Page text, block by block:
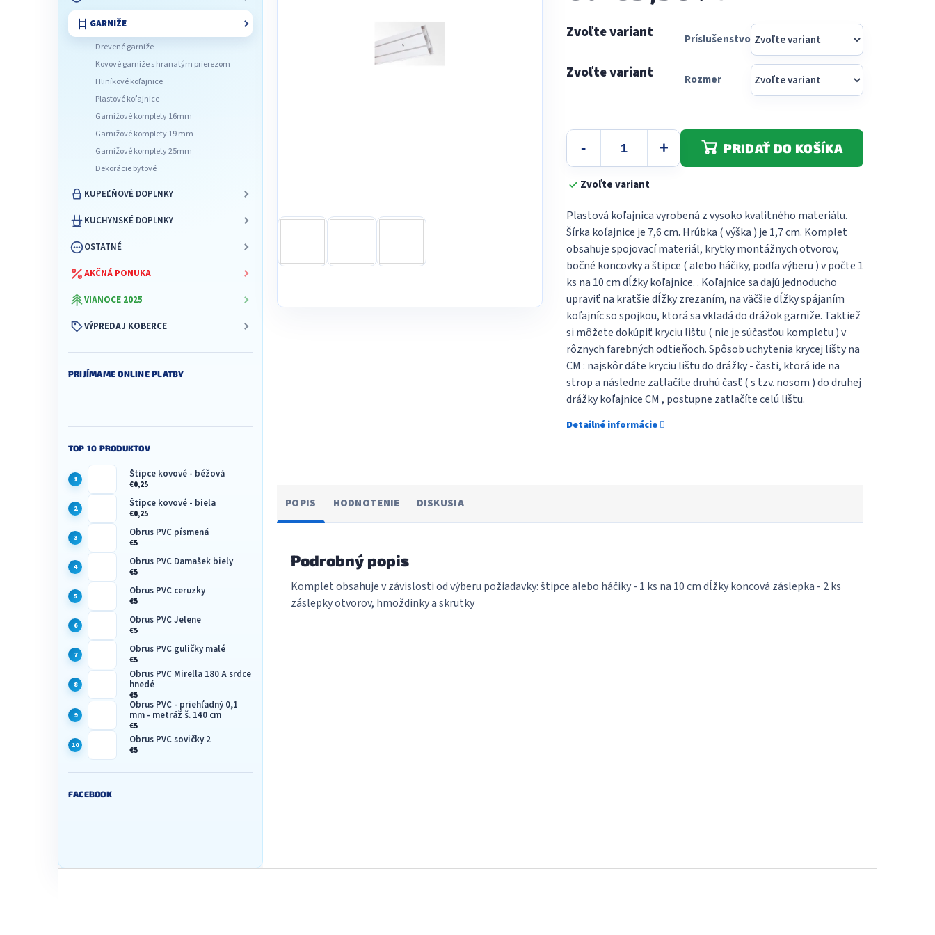
GARNIŽE
Drevené garniže
Kovové garniže s hranatým prierezom
Hliníkové koľajnice
Plastové koľajnice
Garnižové komplety 16mm
Garnižové komplety 19 mm
Garnižové komplety 25mm
Dekorácie bytové
KUPEĽŇOVÉ DOPLNKY
KUCHYNSKÉ DOPLNKY
OSTATNÉ
AKČNÁ PONUKA
VIANOCE 2025
VÝPREDAJ KOBERCE
PRIJÍMAME ONLINE PLATBY
TOP 10 PRODUKTOV
Štipce kovové - béžová
€0,25
Štipce kovové - biela
€0,25
Obrus PVC písmená
€5
Obrus PVC Damašek biely
€5
Obrus PVC ceruzky
€5
Obrus PVC Jelene
€5
Obrus PVC guličky malé
€5
Obrus PVC Mirella 180 A srdce
hnedé
€5
Obrus PVC - priehľadný 0,1
mm - metráž š. 140 cm
€5
Obrus PVC sovičky 2
€5
FACEBOOK
cena:
Zvoľte variant
Príslušenstvo
Rozmer
PRIDAŤ DO KOŠÍKA
Plastová koľajnica vyrobená z vysoko kvalitného materiálu.
Šírka koľajnice je 7,6 cm. Hrúbka ( výška ) je 1,7 cm. Komplet
obsahuje spojovací materiál, krytky montážnych otvorov,
bočné koncovky a štipce ( alebo háčiky, podľa výberu ) v počte 1
ks na 10 cm dĺžky koľajnice. . Koľajnice sa dajú jednoducho
upraviť na kratšie dĺžky zrezaním, na väčšie dĺžky spájaním
koľajníc so spojkou, ktorá sa vkladá do drážok garniže. Taktiež
si môžete dokúpiť kryciu lištu ( nie je súčasťou kompletu ) v
rôznych farebných odtieňoch. Spôsob uchytenia krycej lišty na
CM : najskôr dáte kryciu lištu do drážky - časti, ktorá ide na
strop a následne zatlačíte druhú časť ( s tzv. nosom ) do druhej
drážky koľajnice CM , postupne zatlačíte celú lištu.
Detailné informácie
POPIS HODNOTENIE DISKUSIA
Podrobný popis
Komplet obsahuje v závislosti od výberu požiadavky: štipce alebo háčiky - 1 ks na 10 cm dĺžky koncová záslepka - 2 ks
záslepky otvorov, hmoždinky a skrutky